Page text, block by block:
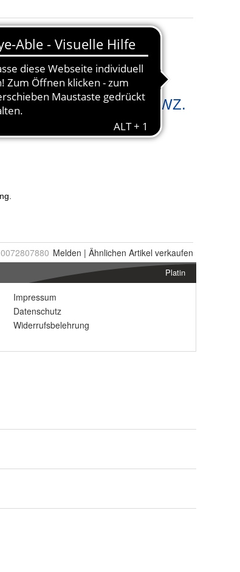
0072807880 Melden | Ähnlichen Artikel verkaufen
Platin
Impressum
Datenschutz
Widerrufsbelehrung